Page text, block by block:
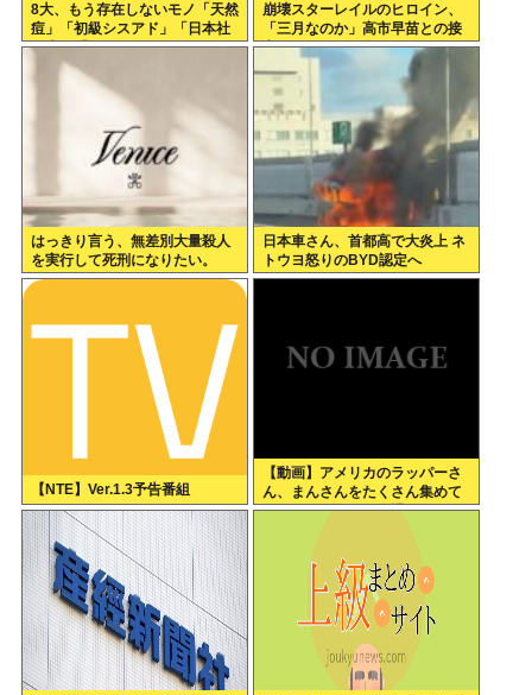
8大、もう存在しないモノ「天然
痘」「初級シスアド」「日本社
会党」「コンパイル」
「AmPm」「ジャスコ」「共立
薬科大学」
崩壊スターレイルのヒロイン、
「三月なのか」高市早苗との接
点があまりにも多すぎる。もし
かして早苗がモデル？
はっきり言う、無差別大量殺人
を実行して死刑になりたい。
日本車さん、首都高で大炎上 ネ
トウヨ怒りのBYD認定へ
【NTE】Ver.1.3予告番組
【動画】アメリカのラッパーさ
ん、まんさんをたくさん集めて
エチエチダンスを全裸で踊るMV